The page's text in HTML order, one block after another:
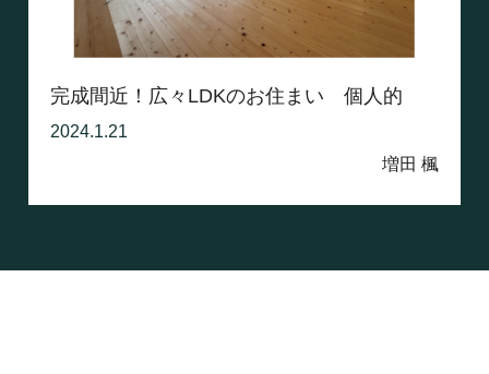
完成間近！広々LDKのお住まい 個人的
な...
2024.1.21
増田 楓